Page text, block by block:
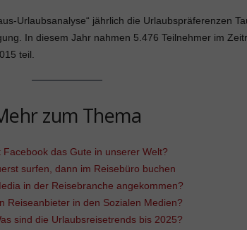
Urlaubsanalyse“ jährlich die Urlaubspräferenzen
In diesem Jahr nahmen 5.476 Teilnehmer im
teil.
zum Thema
Facebook das Gute in unserer Welt?
surfen, dann im Reisebüro buchen
in der Reisebranche angekommen?
Reiseanbieter in den Sozialen Medien?
sind die Urlaubsreisetrends bis 2025?